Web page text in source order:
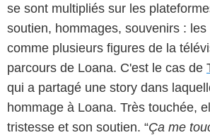
se sont multipliés sur les
soutien, hommages, souvenirs :
comme plusieurs figures de la
parcours de Loana. C'est le cas de
qui a partagé une story dans
hommage à Loana. Très touchée,
tristesse et son soutien. “Ça me